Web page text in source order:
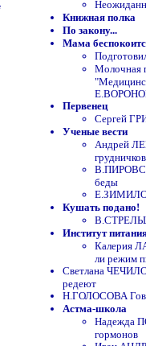
Книжная полка
По закону...
Мама
Молочная
Первенец
Сергей
Ученые вести
Андрей
грудничков
беды
Кушать подано!
Институт
Калерия
ли режим
Светлана
редеют
Н.ГОЛОСОВА
Астма-школа
Надежда
гормонов